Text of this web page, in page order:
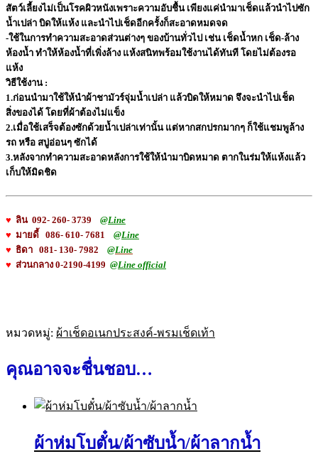
สัตว์เลี้ยงไม่เป็นโรคผิวหนังเพราะความอับชื้น เพียงแค่นำมาเช็ดแล้วนำไปซัก
น้ำเปล่า บิดให้แห้ง และนำไปเช็ดอีกครั้งก็สะอาดหมดจด
-ใช้ในการทำความสะอาดส่วนต่างๆ ของบ้านทั่วไป เช่น เช็ดน้ำหก เช็ด-ล้าง
ห้องน้ำ ทำให้ห้องน้ำที่เพิ่งล้าง แห้งสนิทพร้อมใช้งานได้ทันที โดยไม่ต้องรอ
แห้ง
วิธีใช้งาน :
1.ก่อนนำมาใช้ให้นำผ้าชามัวร์จุ่มน้ำเปล่า แล้วบิดให้หมาด จึงจะนำไปเช็ด
สิ่งของได้ โดยที่ผ้าต้องไม่แข็ง
2.เมื่อใช้เสร็จต้องซักด้วยน้ำเปล่าเท่านั้น แต่หากสกปรกมากๆ ก็ใช้แชมพูล้าง
รถ หรือ สบู่อ่อนๆ ซักได้
3.หลังจากทำความสะอาดหลังการใช้ให้นำมาบิดหมาด ตากในร่มให้แห้งแล้ว
เก็บให้มิดชิด
♥ ลิน 092- 260- 3739 @Line
♥ มายดี้ 086- 610- 7681 @Line
♥ ธิดา 081- 130- 7982
@Line
♥ ส่วนกลาง 0-2190-4199 @Line official
หมวดหมู่: ผ้าเช็ดอเนกประสงค์-พรมเช็ดเท้า
คุณอาจจะชื่นชอบ…
ผ้าห่มโบตั๋น/ผ้าซับน้ำ/ผ้าลากน้ำ